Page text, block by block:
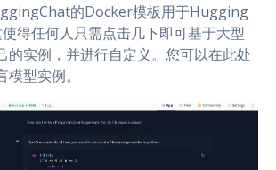
的Docker模板用于Hugging
得任何人只需点击几下即可基于大型
的实例，并进行自定义。您可以在此处
型实例。